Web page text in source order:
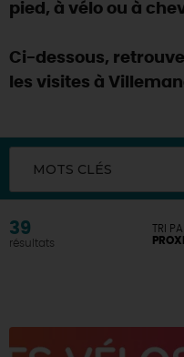
pied, à vélo ou à
Ci-dessous,
les visites à
MOTS CLÉS
39
résultats
TRI